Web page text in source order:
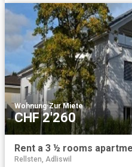
Wohnung·Zur Miete
CHF 2'260
Rent a 3 ½ rooms
Rellsten, Adliswil